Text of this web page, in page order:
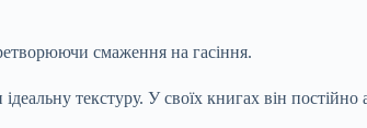
смаження на гасіння.
текстуру. У своїх книгах він постійно